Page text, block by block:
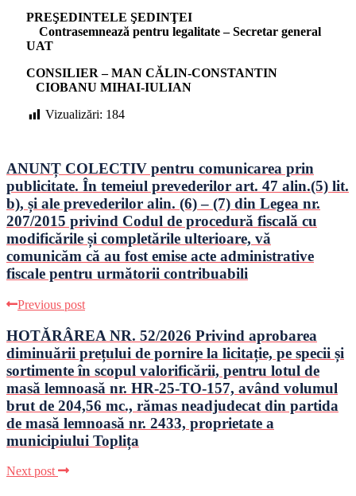
PREŞEDINTELE ŞEDINŢEI
Contrasemnează pentru legalitate – Secretar general
UAT
CONSILIER – MAN CĂLIN-CONSTANTIN
CIOBANU MIHAI-IULIAN
Vizualizări: 184
ANUNȚ COLECTIV pentru comunicarea prin
publicitate. În temeiul prevederilor art. 47 alin.(5) lit.
b), și ale prevederilor alin. (6) – (7) din Legea nr.
207/2015 privind Codul de procedură fiscală cu
modificările și completările ulterioare, vă
comunicăm că au fost emise acte administrative
fiscale pentru următorii contribuabili
Previous post
HOTǍRÂREA NR. 52/2026 Privind aprobarea
diminuării prețului de pornire la licitație, pe specii și
sortimente în scopul valorificării, pentru lotul de
masă lemnoasă nr. HR-25-TO-157, având volumul
brut de 204,56 mc., rămas neadjudecat din partida
de masă lemnoasă nr. 2433, proprietate a
municipiului Toplița
Next post